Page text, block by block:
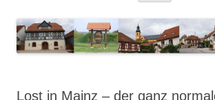
Lost in Mainz – der ganz